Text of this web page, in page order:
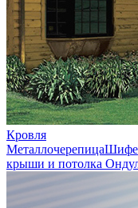
Кровля
Металлочерепица
крыши и потолка